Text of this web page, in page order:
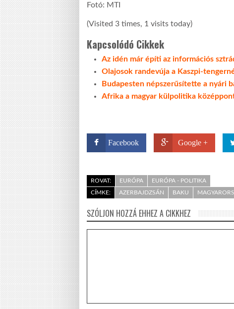
Fotó: MTI
(Visited 3 times, 1 visits today)
Kapcsolódó Cikkek
Az idén már építi az információs
Olajosok randevúja a Kaszpi-
Budapesten népszerűsítette a nyári
Afrika a magyar külpolitika
Facebook Google +
ROVAT: EURÓPA
EURÓPA - POLITIKA
CÍMKE:
AZERBAJDZSÁN BAKU
SZÓLJON HOZZÁ EHHEZ A CIKKHEZ